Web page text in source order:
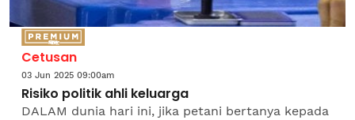
Cetusan
03 Jun 2025 09:00am
Risiko politik ahli keluarga
DALAM dunia hari ini, jika petani bertanya kepada